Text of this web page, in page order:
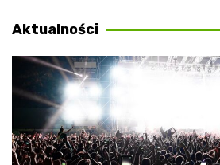
wpisu
Aktualności